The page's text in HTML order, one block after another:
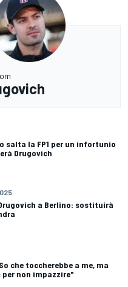
salta la FP1 per un infortunio
Drugovich
a Berlino: sostituirà
che toccherebbe a me, ma
per non impazzire"